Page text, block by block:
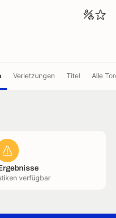
Verletzungen Titel Alle
verfügbar